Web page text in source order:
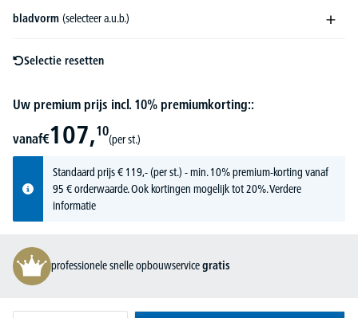
bladvorm (selecteer a.u.b.)
Selectie resetten
Uw premium prijs incl. 10% premiumkorting::
vanaf€107,10
(per st.)
Standaard prijs€ 119,-(per st.) - min. 10% premium-korting vanaf
95 € orderwaarde. Ook kortingen mogelijk tot 20%.Verdere
informatie
professionele snelle opbouwservicegratis